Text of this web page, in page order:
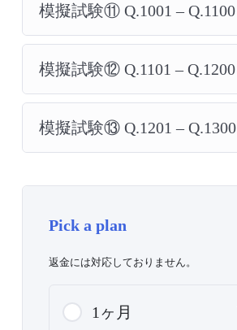
模擬試験⑪ Q.1001 – Q.1100
模擬試験⑫ Q.1101 – Q.1200
模擬試験⑬ Q.1201 – Q.1300
Pick a plan
返金には対応しておりません。
1ヶ月